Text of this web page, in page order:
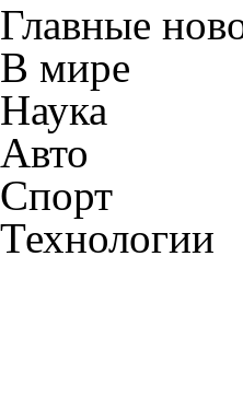
Главные
В мире
Наука
Авто
Спорт
Технологии